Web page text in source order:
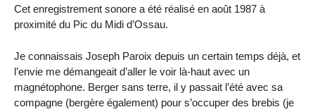
Cet enregistrement sonore a été réalisé en août 1987 à
proximité du Pic du Midi d’Ossau.
Je connaissais Joseph Paroix depuis un certain temps déjà, et
l’envie me démangeait d’aller le voir là-haut avec un
magnétophone. Berger sans terre, il y passait l’été avec sa
compagne (bergère également) pour s’occuper des brebis (je